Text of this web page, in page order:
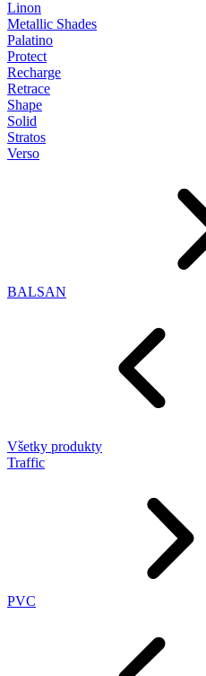
Linon
Metallic Shades
Palatino
Protect
Recharge
Retrace
Shape
Solid
Stratos
Verso
BALSAN
Všetky produkty
Traffic
PVC